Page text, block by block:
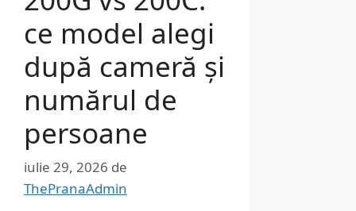
ce model alegi
după cameră și
numărul de
persoane
iulie 29, 2026 de
ThePranaAdmin